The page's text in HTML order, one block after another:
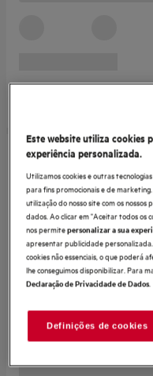
Este website utiliza cookies
experiência personalizada.
Utilizamos cookies e outras
para fins promocionais e de
utilização do nosso site com os
dados. Ao clicar em "Aceitar todos os
nos permitepersonalizar a sua
apresentar publicidade
cookies não essenciais, o que poderá
lhe conseguimos disponibilizar. Para
Declaração de Privacidade de Dados.
Definições de cookies